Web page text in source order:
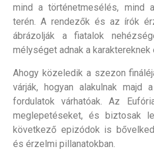
mind a történetmesélés, mind
terén. A rendezők és az írók
ábrázolják a fiatalok
mélységet adnak a
Ahogy közeledik a szezon
várják, hogyan alakulnak majd
fordulatok várhatóak. Az
meglepetéseket, és biztosak
következő epizódok is
és érzelmi pillanatokban.